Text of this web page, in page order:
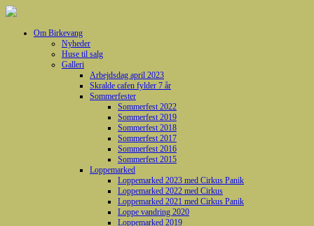
Om Birkevang
Nyheder
Huse til salg
Galleri
Arbejdsdag april 2023
Skralde cafen fylder 7 år
Sommerfester
Sommerfest 2022
Sommerfest 2019
Sommerfest 2018
Sommerfest 2017
Sommerfest 2016
Sommerfest 2015
Loppemarked
Loppemarked 2023 med Cirkus Panik
Loppemarked 2022 med Cirkus
Loppemarked 2021 med Cirkus Panik
Loppe vandring 2020
Loppemarked 2019